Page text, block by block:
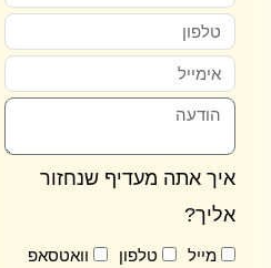
אתה מעדיף שנחזור
טלפון וואטסאפ